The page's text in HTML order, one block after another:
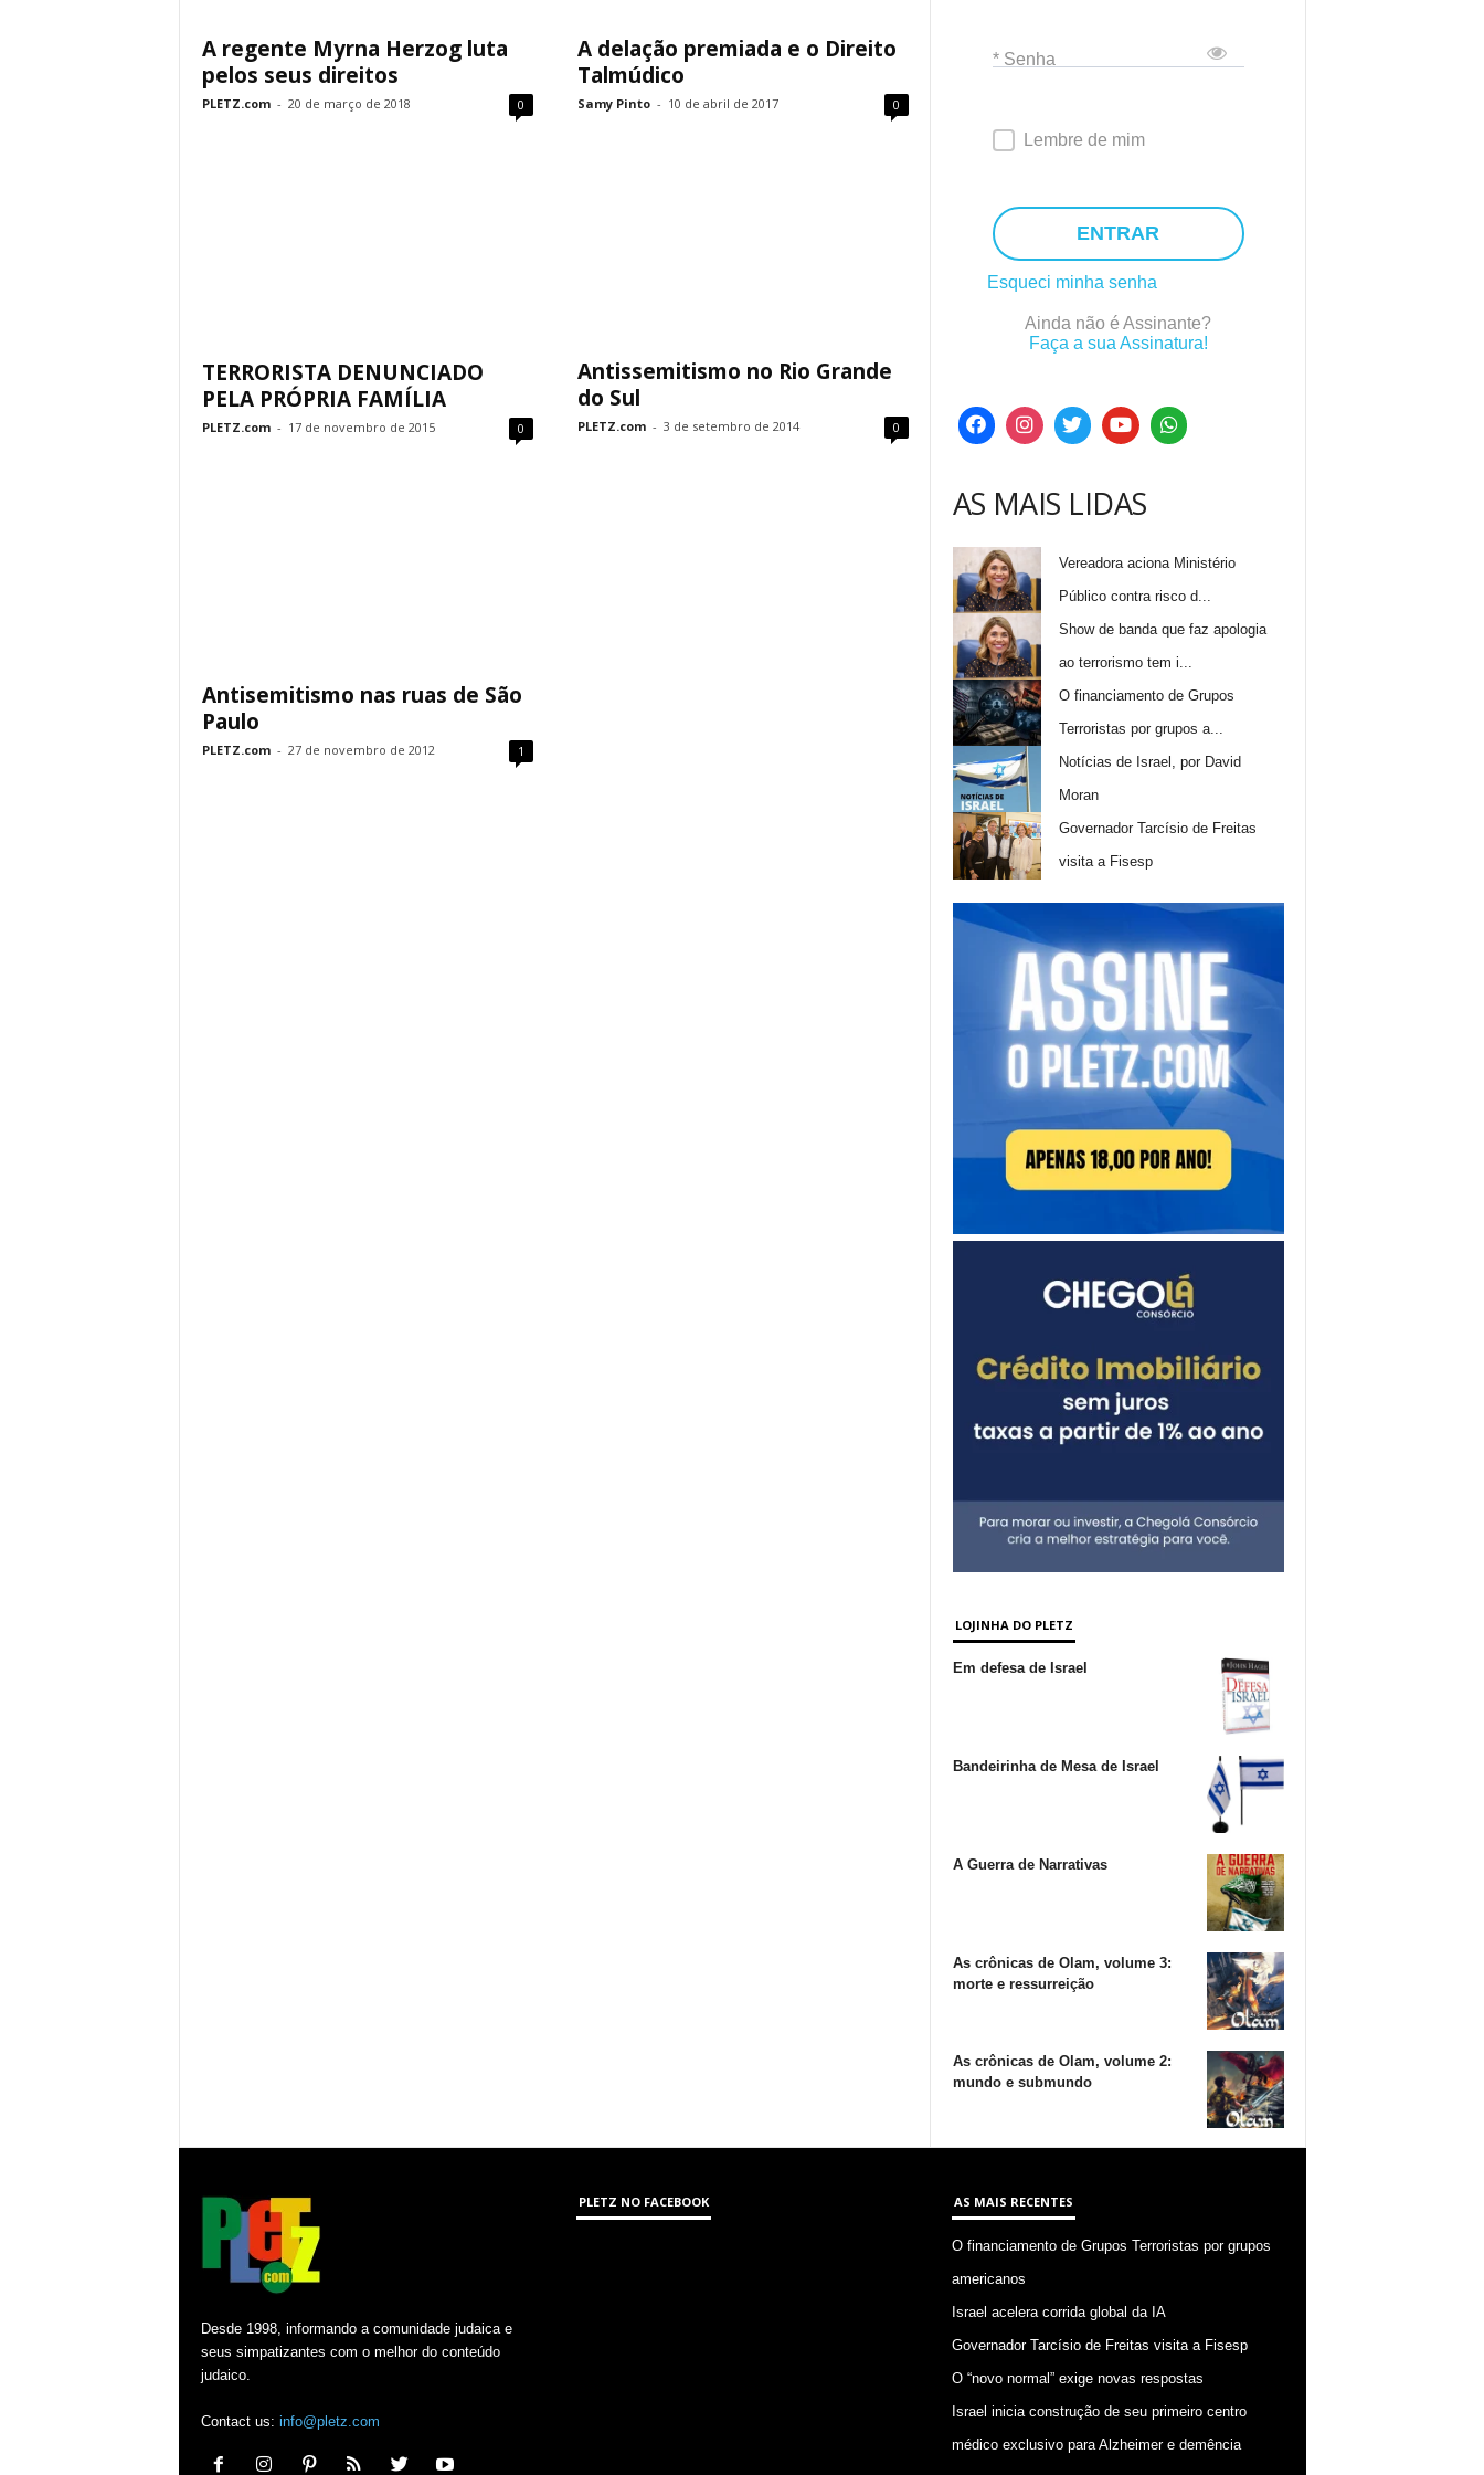
A regente Myrna Herzog luta
pelos seus direitos
PLETZ.com - 20 de março de 2018 0
A delação premiada e o Direito
Talmúdico
Samy Pinto - 10 de abril de 2017 0
TERRORISTA DENUNCIADO
PELA PRÓPRIA FAMÍLIA
PLETZ.com - 17 de novembro de 2015 0
Antissemitismo no Rio Grande
do Sul
PLETZ.com - 3 de setembro de 2014 0
Antisemitismo nas ruas de São
Paulo
PLETZ.com - 27 de novembro de 2012 1
* Senha
Lembre de mim
ENTRAR
Esqueci minha senha
Ainda não é Assinante?
Faça a sua Assinatura!
AS MAIS LIDAS
Vereadora aciona Ministério
Público contra risco d...
Show de banda que faz apologia
ao terrorismo tem i...
O financiamento de Grupos
Terroristas por grupos a...
Notícias de Israel, por David
Moran
Governador Tarcísio de Freitas
visita a Fisesp
LOJINHA DO PLETZ
Em defesa de Israel
Bandeirinha de Mesa de Israel
A Guerra de Narrativas
As crônicas de Olam, volume 3:
morte e ressurreição
As crônicas de Olam, volume 2:
mundo e submundo
Desde 1998, informando a comunidade judaica e
seus simpatizantes com o melhor do conteúdo
judaico.
Contact us: info@pletz.com
PLETZ NO FACEBOOK AS MAIS RECENTES
O financiamento de Grupos Terroristas por grupos
americanos
Israel acelera corrida global da IA
Governador Tarcísio de Freitas visita a Fisesp
O “novo normal” exige novas respostas
Israel inicia construção de seu primeiro centro
médico exclusivo para Alzheimer e demência